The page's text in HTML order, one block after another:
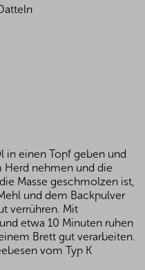
in einen Topf geben und
Herd nehmen und die
Masse geschmolzen ist,
und dem Backpulver
verrühren. Mit
etwa 10 Minuten ruhen
Brett gut verarbeiten.
vom Typ K